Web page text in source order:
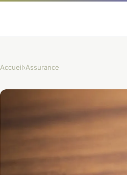
Accueil›Assurance